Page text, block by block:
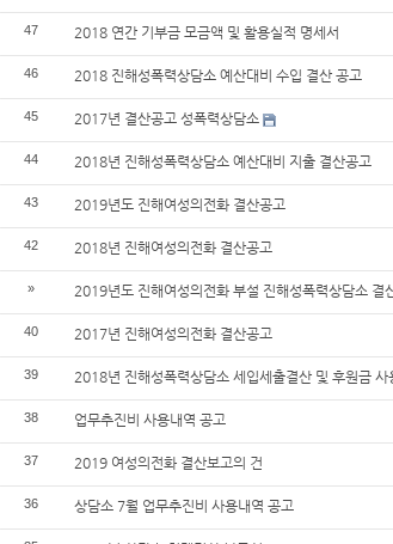
47 2018 연간 기부금 모금액 및 활용실적 명세서
46 2018 진해성폭력상담소 예산대비 수입 결산 공고
45 2017년 결산공고 성폭력상담소
44 2018년 진해성폭력상담소 예산대비 지출 결산공고
43 2019년도 진해여성의전화 결산공고
42 2018년 진해여성의전화 결산공고
» 2019년도 진해여성의전화 부설 진해성폭력상담소 결
40 2017년 진해여성의전화 결산공고
39 2018년 진해성폭력상담소 세입세출결산 및 후원금 사
38 업무추진비 사용내역 공고
37 2019 여성의전화 결산보고의 건
36 상담소 7월 업무추진비 사용내역 공고